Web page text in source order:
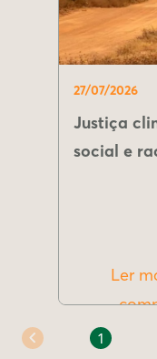
27/07/2026
Justiça
social e
Ler
1